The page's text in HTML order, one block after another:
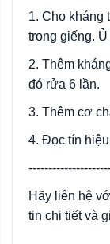
1. Cho kháng
trong giếng.
2. Thêm
đó rửa 6 lần.
3. Thêm cơ
4. Đọc tín
Hãy liên hệ
tin chi tiết và